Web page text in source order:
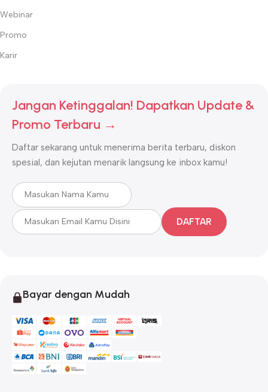
Webinar
Promo
Karir
Jangan Ketinggalan! Dapatkan Update &
Promo Terbaru →
Daftar sekarang untuk menerima berita terbaru, diskon
spesial, dan kejutan menarik langsung ke inbox kamu!
DAFTAR
Bayar dengan Mudah